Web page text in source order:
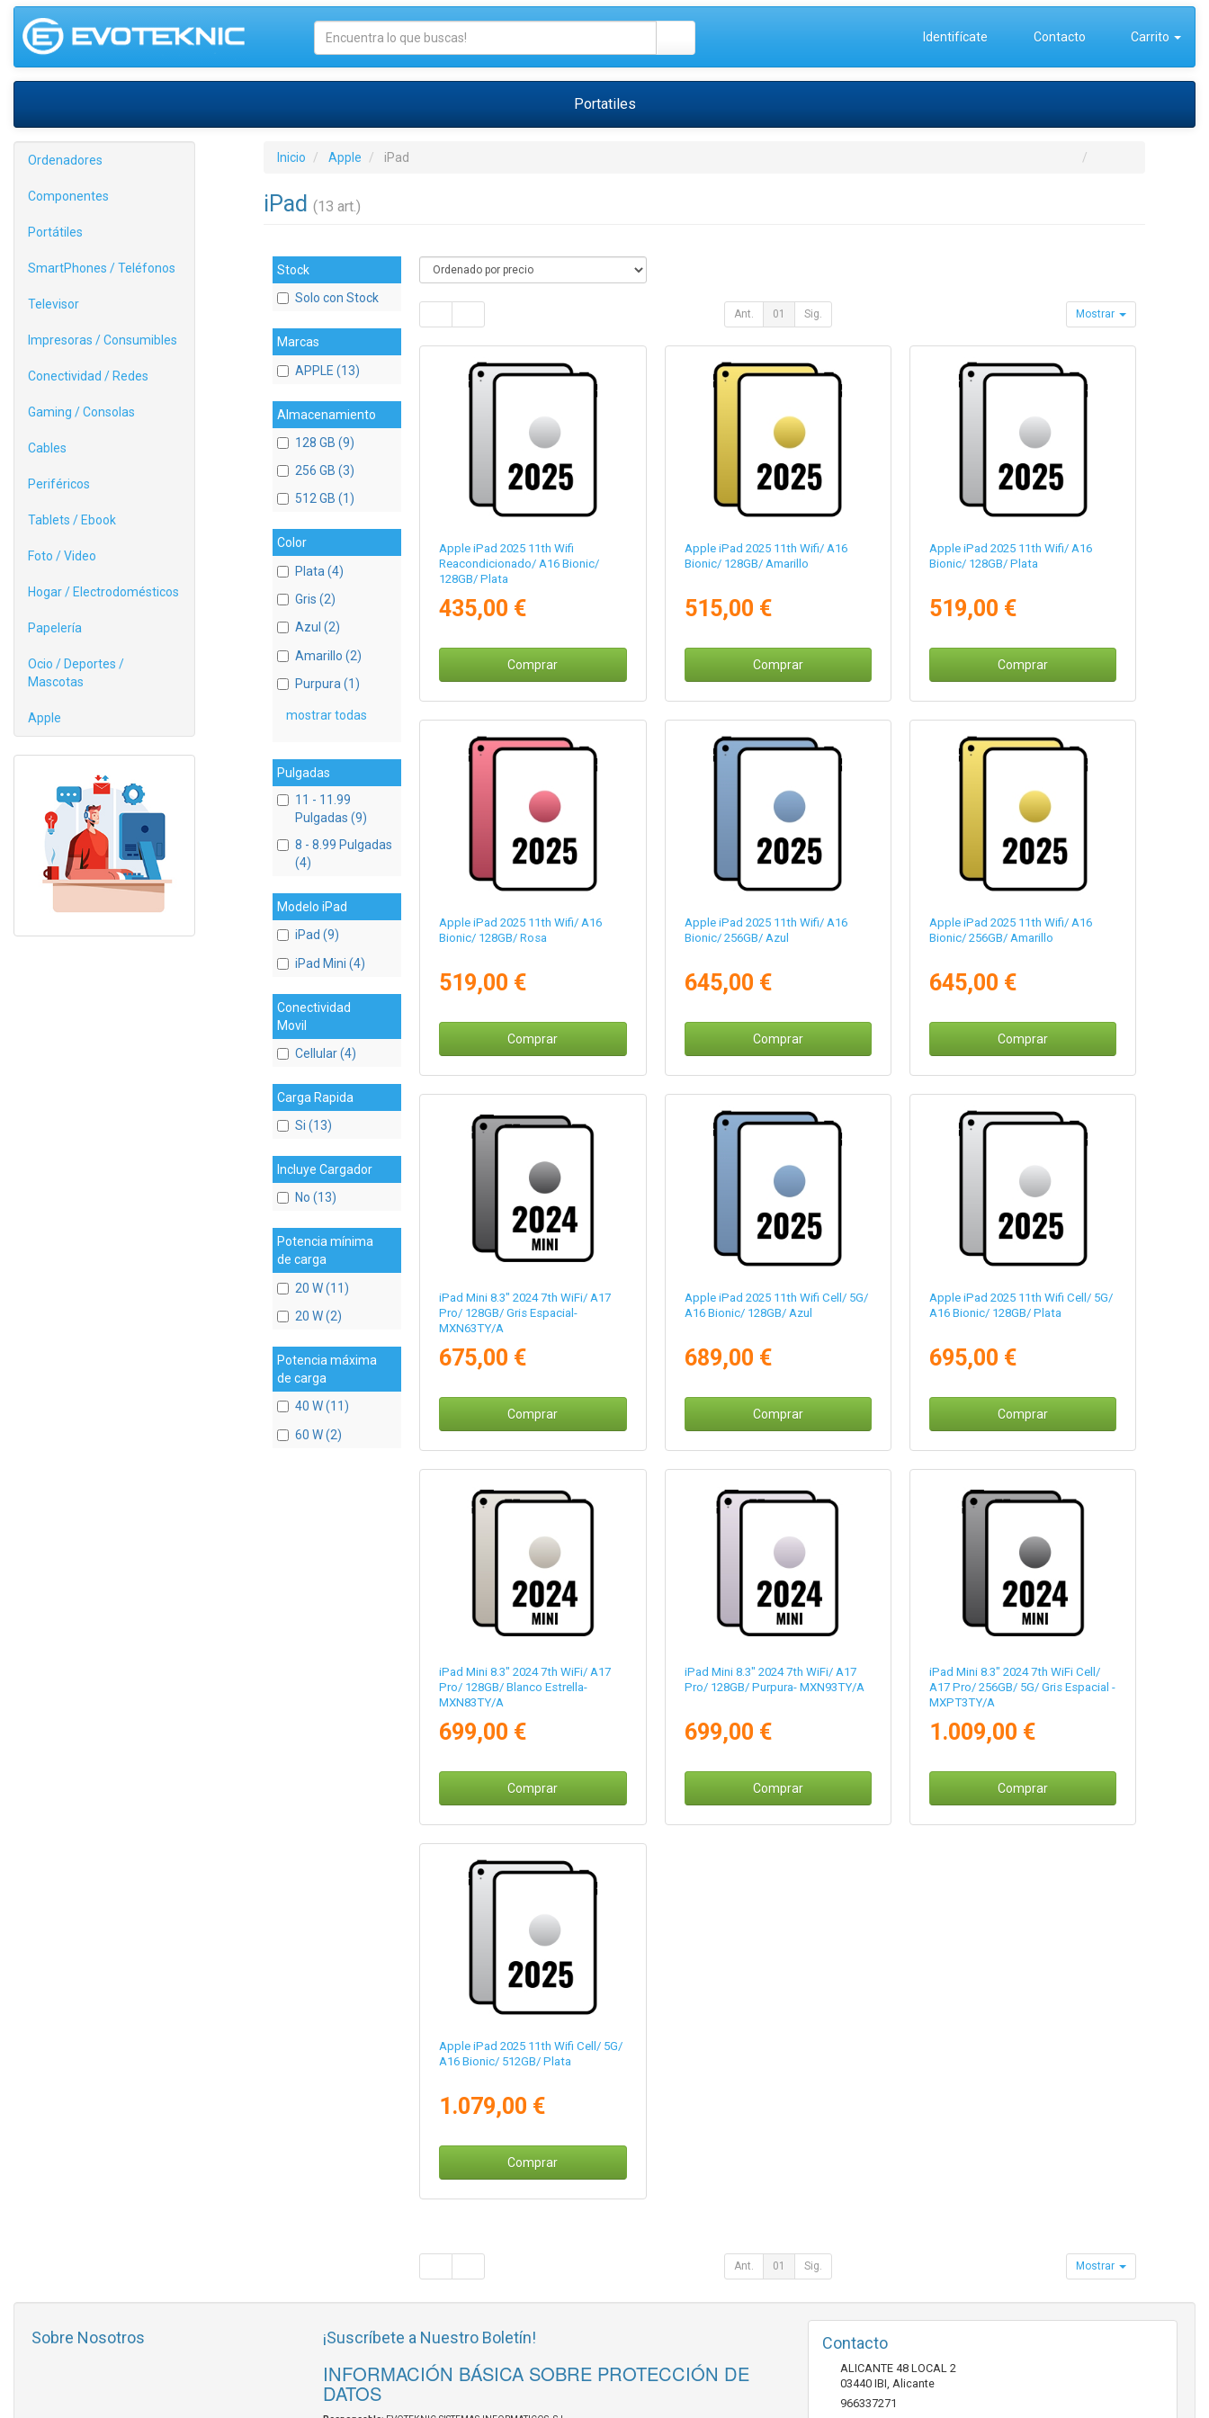
Identifícate Contacto Carrito
Portatiles
Ordenadores
Componentes
Portátiles
SmartPhones / Teléfonos
Televisor
Impresoras / Consumibles
Conectividad / Redes
Gaming / Consolas
Cables
Periféricos
Tablets / Ebook
Foto / Video
Hogar / Electrodomésticos
Papelería
Ocio / Deportes /
Mascotas
Apple
Inicio Apple iPad
iPad (13 art.)
Stock
Solo con Stock
Marcas
APPLE (13)
Almacenamiento
128 GB (9)
256 GB (3)
512 GB (1)
Color
Plata (4)
Gris (2)
Azul (2)
Amarillo (2)
Purpura (1)
mostrar todas
Pulgadas
11 - 11.99
Pulgadas (9)
8 - 8.99 Pulgadas
(4)
Modelo iPad
iPad (9)
iPad Mini (4)
Conectividad
Movil
Cellular (4)
Carga Rapida
Si (13)
Incluye Cargador
No (13)
Potencia mínima
de carga
20 W (11)
20 W (2)
Potencia máxima
de carga
40 W (11)
60 W (2)
Ant. 01 Sig. Mostrar
Apple iPad 2025 11th Wifi
Reacondicionado/ A16 Bionic/
128GB/ Plata
435,00 €
Comprar
Apple iPad 2025 11th Wifi/ A16
Bionic/ 128GB/ Amarillo
515,00 €
Comprar
Apple iPad 2025 11th Wifi/ A16
Bionic/ 128GB/ Plata
519,00 €
Comprar
Apple iPad 2025 11th Wifi/ A16
Bionic/ 128GB/ Rosa
519,00 €
Comprar
Apple iPad 2025 11th Wifi/ A16
Bionic/ 256GB/ Azul
645,00 €
Comprar
Apple iPad 2025 11th Wifi/ A16
Bionic/ 256GB/ Amarillo
645,00 €
Comprar
iPad Mini 8.3" 2024 7th WiFi/ A17
Pro/ 128GB/ Gris Espacial-
MXN63TY/A
675,00 €
Comprar
Apple iPad 2025 11th Wifi Cell/ 5G/
A16 Bionic/ 128GB/ Azul
689,00 €
Comprar
Apple iPad 2025 11th Wifi Cell/ 5G/
A16 Bionic/ 128GB/ Plata
695,00 €
Comprar
iPad Mini 8.3" 2024 7th WiFi/ A17
Pro/ 128GB/ Blanco Estrella-
MXN83TY/A
699,00 €
Comprar
iPad Mini 8.3" 2024 7th WiFi/ A17
Pro/ 128GB/ Purpura- MXN93TY/A
699,00 €
Comprar
iPad Mini 8.3" 2024 7th WiFi Cell/
A17 Pro/ 256GB/ 5G/ Gris Espacial -
MXPT3TY/A
1.009,00 €
Comprar
Apple iPad 2025 11th Wifi Cell/ 5G/
A16 Bionic/ 512GB/ Plata
1.079,00 €
Comprar
Ant. 01 Sig. Mostrar
Sobre Nosotros ¡Suscríbete a Nuestro Boletín!
INFORMACIÓN BÁSICA SOBRE PROTECCIÓN DE
DATOS
Contacto
ALICANTE 48 LOCAL 2
03440 IBI Alicante
966337271